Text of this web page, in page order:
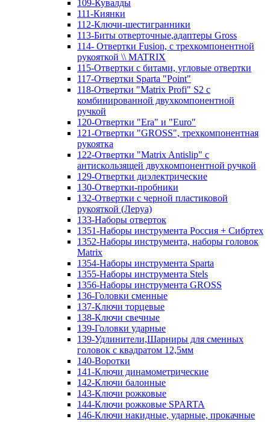
109-Кувалды
111-Киянки
112-Ключи-шестигранники
113-Биты отверточные,адаптеры Gross
114- Отвертки Fusion, c трехкомпонентной
рукояткой \\ MATRIX
115-Отвертки с битами, угловые отвертки
117-Отвертки Sparta "Point"
118-Отвертки "Matrix Profi" S2 с
комбинированной двухкомпонентной
ручкой
120-Отвертки "Era" и "Euro"
121-Отвертки "GROSS", трехкомпонентная
рукоятка
122-Отвертки "Matrix Antislip" с
антискользящей двухкомпонентной ручкой
129-Отвертки диэлектрические
130-Отвертки-пробники
132-Отвертки с черной пластиковой
рукояткой (Леруа)
133-Наборы отверток
1351-Наборы инструмента Россия + Сибртех
1352-Наборы инструмента, наборы головок
Matrix
1354-Наборы инструмента Sparta
1355-Наборы инструмента Stels
1356-Наборы инструмента GROSS
136-Головки сменные
137-Ключи торцевые
138-Ключи свечные
139-Головки ударные
139-Удлинители,Шарниры для сменных
головок с квадратом 12,5мм
140-Воротки
141-Ключи динамометрические
142-Ключи балонные
143-Ключи рожковые
144-Ключи рожковые SPARTA
146-Ключи накидные, ударные, прокачные